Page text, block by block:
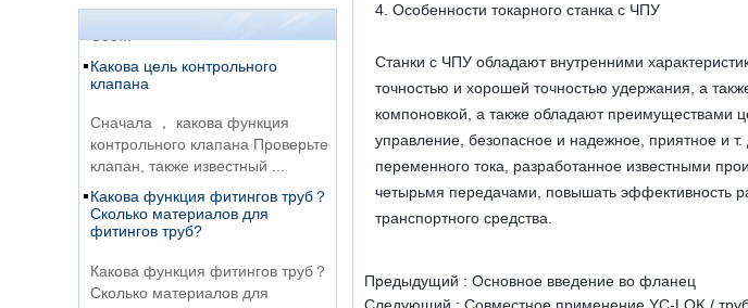
Elbow Unions Metric
15 Stainless Steel
Double Ferrules Inch
Tube 12 to NPT 12
Соединение
одним обжимным
кольцом
клапана
контрольного клапана Проверьте
клапан, также известный ...
Сколько материалов для
фитингов труб?
Сколько материалов для
фитингов труб? Во -первых, ка...
4. Особенности токарного станка с ЧПУ
Станки с ЧПУ обладают внутренними
точностью и хорошей точностью удержания, а
компоновкой, а также обладают преимуществами
управление, безопасное и надежное, приятное и
переменного тока, разработанное известными
четырьмя передачами, повышать эффективность
транспортного средства.
Предыдущий : Основное введение во фланец